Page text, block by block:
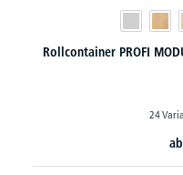
Rollcontainer PROFI
24
ab